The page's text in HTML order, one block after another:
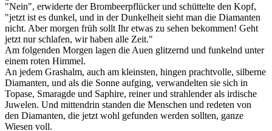
"Nein", erwiderte der Brombeerpflücker und schüttelte den Kopf,
"jetzt ist es dunkel, und in der Dunkelheit sieht man die Diamanten
nicht. Aber morgen früh sollt Ihr etwas zu sehen bekommen! Geht
jetzt nur schlafen, wir haben alle Zeit."
Am folgenden Morgen lagen die Auen glitzernd und funkelnd unter
einem roten Himmel.
An jedem Grashalm, auch am kleinsten, hingen prachtvolle, silberne
Diamanten, und als die Sonne aufging, verwandelten sie sich in
Topase, Smaragde und Saphire, reiner und strahlender als irdische
Juwelen. Und mittendrin standen die Menschen und redeten von
den Diamanten, die jetzt wohl gefunden werden sollten, ganze
Wiesen voll.